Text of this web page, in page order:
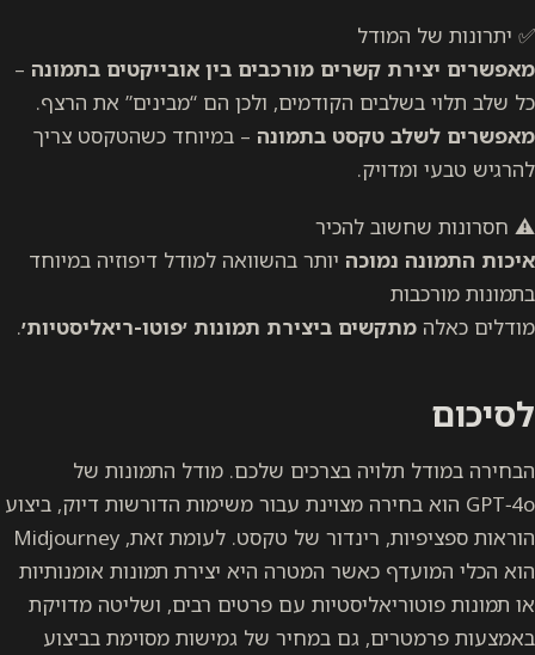
✅ יתרונות של המודל
מאפשרים יצירת קשרים מורכבים בין אובייקטים בתמונה –
כל שלב תלוי בשלבים הקודמים, ולכן הם “מבינים” את הרצף.
מאפשרים לשלב טקסט בתמונה – במיוחד כשהטקסט צריך
להרגיש טבעי ומדויק.
⚠️ חסרונות שחשוב להכיר
איכות התמונה נמוכה יותר בהשוואה למודל דיפוזיה במיוחד
בתמונות מורכבות
מודלים כאלה מתקשים ביצירת תמונות ׳פוטו-ריאליסטיות׳.
לסיכום
הבחירה במודל תלויה בצרכים שלכם. מודל התמונות של
GPT−4o הוא בחירה מצוינת עבור משימות הדורשות דיוק, ביצוע
הוראות ספציפיות, רינדור של טקסט. לעומת זאת, Midjourney
הוא הכלי המועדף כאשר המטרה היא יצירת תמונות אומנותיות
או תמונות פוטוריאליסטיות עם פרטים רבים, ושליטה מדויקת
באמצעות פרמטרים, גם במחיר של גמישות מסוימת בביצוע